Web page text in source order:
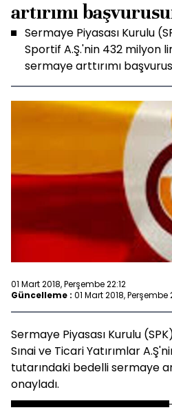
artırımı
Sermaye Piyasası Kurulu
Sportif A.Ş.'nin 432 milyon
sermaye arttırımı
01 Mart 2018, Perşembe 22:12
Güncelleme : 01 Mart 2018, Perşembe
Sermaye Piyasası Kurulu
Sınai ve Ticari Yatırımlar
tutarındaki bedelli sermaye
onayladı.